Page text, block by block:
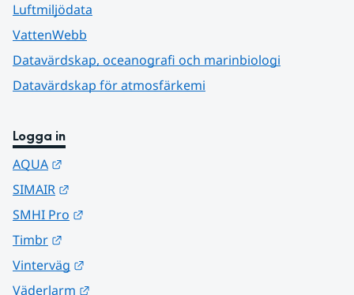
Luftmiljödata
VattenWebb
Datavärdskap, oceanografi och marinbiologi
Datavärdskap för atmosfärkemi
Logga in
AQUA
SIMAIR
SMHI Pro
Timbr
Vinterväg
Väderlarm